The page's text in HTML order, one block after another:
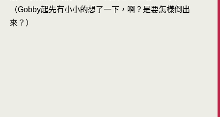
（Gobby起先有小小的想了一下，啊？是要怎樣倒出
來？）